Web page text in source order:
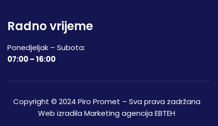
Radno vrijeme
Ponedjeljak – Subota:
07:00 – 16:00
Copyright © 2024 Piro Promet – Sva prava zadržana
Web izradila Marketing agencija EBTEH